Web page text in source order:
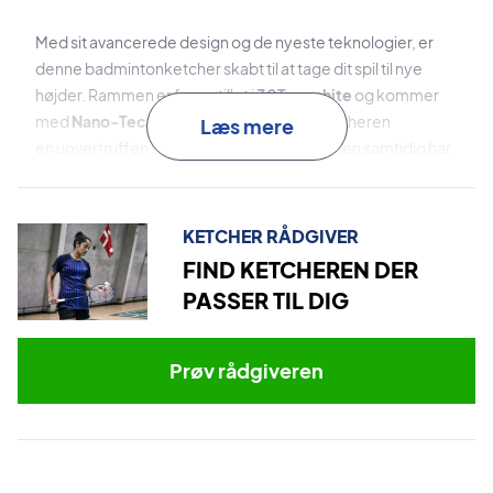
Med sit avancerede design og de nyeste teknologier, er
denne badmintonketcher skabt til at tage dit spil til nye
højder. Rammen er fremstillet i30T graphite og kommer
med Nano-Tec teknologien som giver ketcheren
en uovertruffen stabilitet i rammen, mens den samtidig har
Kombinationen af Graphite og resin materialer resulterer i
en ketcher, der er ikke kun er robust og holdbar, men også
fleksibel og responsiv, og ketcherens høje balance vil
leverer kraft til dine slag.
Fleksibiliteten i ketcheren er stiv,
over dit spil og vil hjælpe dig med at lave præcise skud over
Læs mere
KETCHER RÅDGIVER
FIND KETCHEREN DER
PASSER TIL DIG
Prøv rådgiveren